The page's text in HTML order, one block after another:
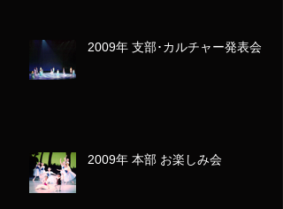
2009年 支部･カルチャー発表会
2009年 本部 お楽しみ会